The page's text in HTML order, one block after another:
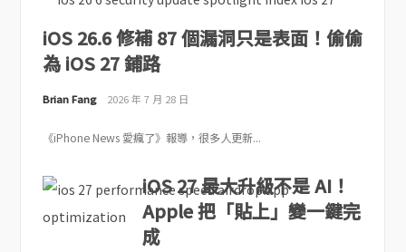
iOS 26.6 修補 87 個漏洞只是表面！偷偷
為 iOS 27 鋪路
Brian Fang 2026 年 7 月 28 日
《iPhone News 愛瘋了》報導，很多人更新...
iOS 27 最大升級不是 AI！
Apple 把「貼上」變一鍵完
成